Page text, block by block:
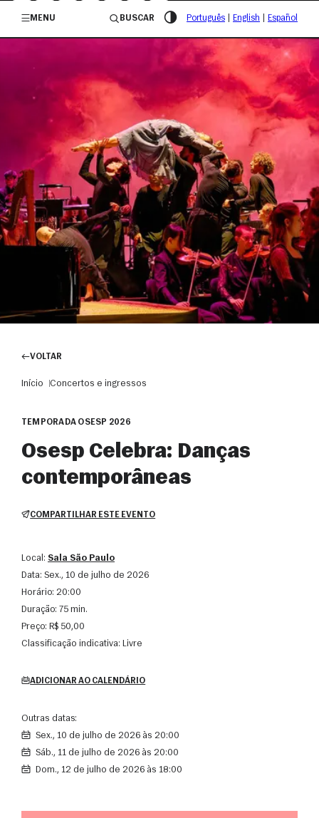
/governosp
MENU
BUSCAR Português English Español
VOLTAR
Início Concertos e ingressos
TEMPORADA OSESP 2026
Osesp Celebra: Danças
contemporâneas
COMPARTILHAR ESTE EVENTO
Local: Sala São Paulo
Data:
sex., 10 de julho de 2026
Horário:
20:00
Duração: 75 min.
Preço: R$ 50,00
Classificação indicativa: Livre
ADICIONAR AO CALENDÁRIO
Outras datas:
sex., 10 de julho de 2026 às 20:00
sáb., 11 de julho de 2026 às 20:00
dom., 12 de julho de 2026 às 18:00